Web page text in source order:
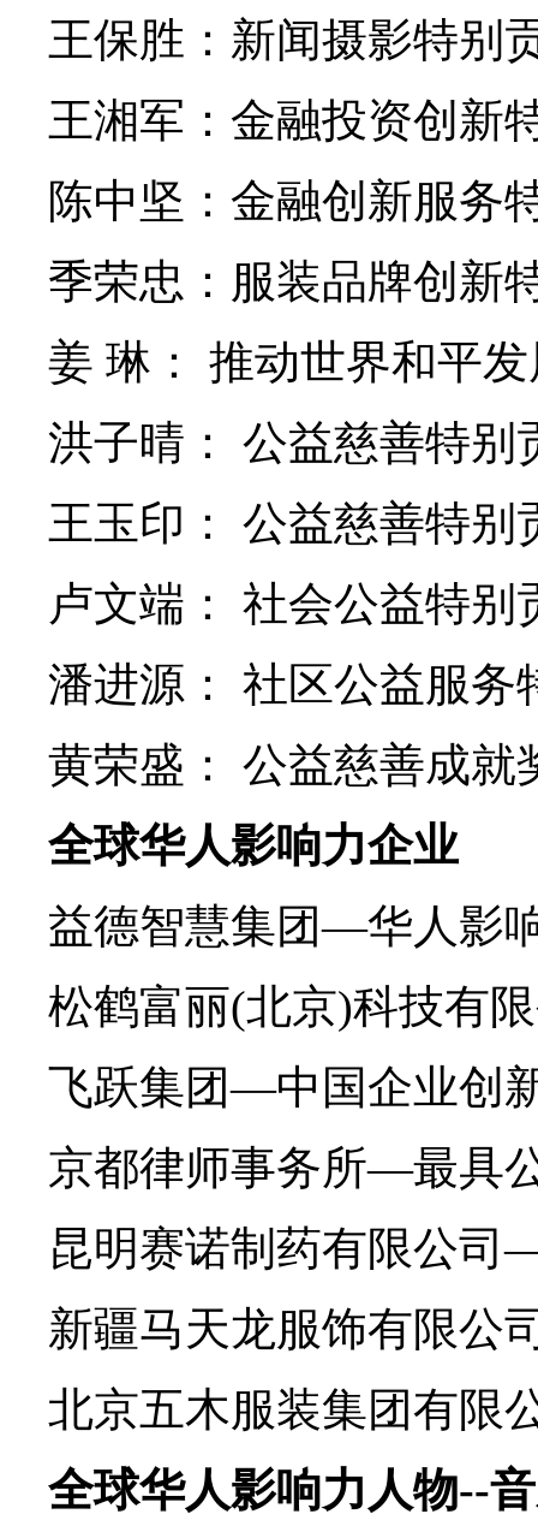
王保胜：新闻摄影特别
王湘军：金融投资创新
陈中坚：金融创新服务
季荣忠：服装品牌创新
姜 琳： 推动世界和平
洪子晴： 公益慈善特别
王玉印： 公益慈善特别
卢文端： 社会公益特别
潘进源： 社区公益服务
黄荣盛： 公益慈善成就
全球华人影响力企业
益德智慧集团—华人影
松鹤富丽(北京)科技有
飞跃集团—中国企业创
京都律师事务所—最具
昆明赛诺制药有限公司
新疆马天龙服饰有限公
北京五木服装集团有限
全球华人影响力人物--